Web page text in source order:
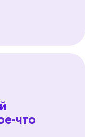
что